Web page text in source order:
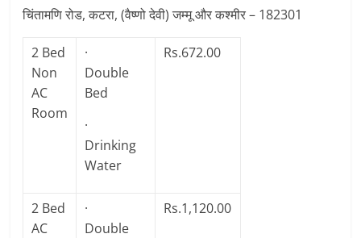
चिंतामणि रोड, कटरा, (वैष्णो देवी) जम्मू और कश्मीर – 182301
2 Bed
Non
AC
Room
·
Double
Bed
·
Drinking
Water
Rs.672.00
2 Bed
AC
·
Double
Rs.1,120.00